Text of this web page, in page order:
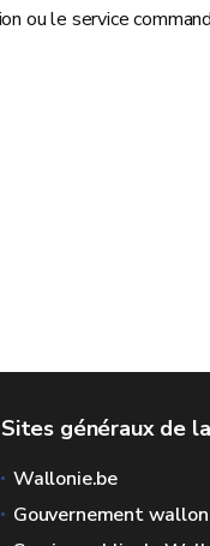
ou le service
Sites généraux de
Wallonie.be
Gouvernement wallon